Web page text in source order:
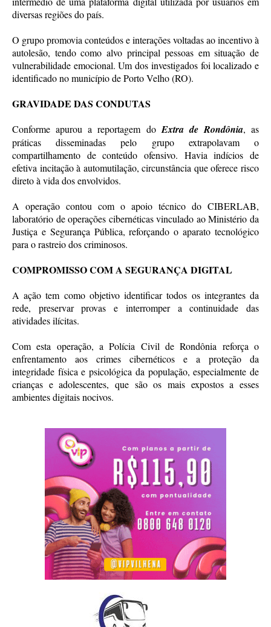
diversas regiões do país.
O grupo promovia conteúdos e interações voltadas ao incentivo à
autolesão, tendo como alvo principal pessoas em situação de
vulnerabilidade emocional. Um dos investigados foi localizado e
identificado no município de Porto Velho (RO).
GRAVIDADE DAS CONDUTAS
Conforme apurou a reportagem do Extra de Rondônia, as
práticas disseminadas pelo grupo extrapolavam o
compartilhamento de conteúdo ofensivo. Havia indícios de
efetiva incitação à automutilação, circunstância que oferece risco
direto à vida dos envolvidos.
A operação contou com o apoio técnico do CIBERLAB,
laboratório de operações cibernéticas vinculado ao Ministério da
Justiça e Segurança Pública, reforçando o aparato tecnológico
para o rastreio dos criminosos.
COMPROMISSO COM A SEGURANÇA DIGITAL
A ação tem como objetivo identificar todos os integrantes da
rede, preservar provas e interromper a continuidade das
atividades ilícitas.
Com esta operação, a Polícia Civil de Rondônia reforça o
enfrentamento aos crimes cibernéticos e a proteção da
integridade física e psicológica da população, especialmente de
crianças e adolescentes, que são os mais expostos a esses
ambientes digitais nocivos.